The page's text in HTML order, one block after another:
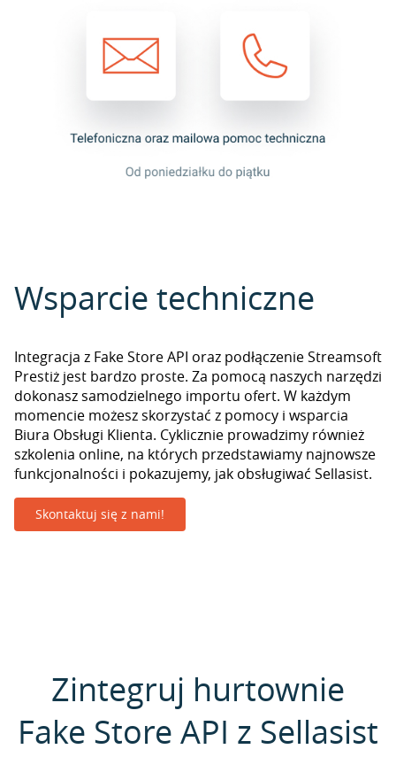
Wsparcie techniczne
Integracja z Fake Store API oraz podłączenie Streamsoft
Prestiż jest bardzo proste. Za pomocą naszych narzędzi
dokonasz samodzielnego importu ofert. W każdym
momencie możesz skorzystać z pomocy i wsparcia
Biura Obsługi Klienta. Cyklicznie prowadzimy również
szkolenia online, na których przedstawiamy najnowsze
funkcjonalności i pokazujemy, jak obsługiwać Sellasist.
Skontaktuj się z nami!
Zintegruj hurtownie
Fake Store API z Sellasist